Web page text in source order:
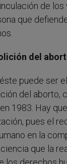
de
que
del
puede ser
del aborto,
1983. Hay
pues el
en la
que la